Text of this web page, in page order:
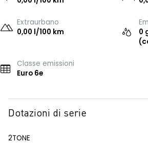
Extraurbano
0,00 l/100 km
0
Classe emissioni
Euro 6e
Dotazioni di serie
2TONE